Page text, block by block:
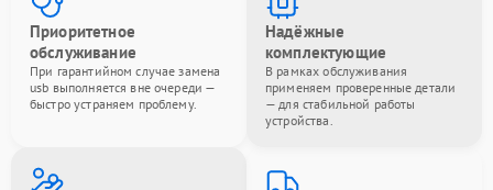
Приоритетное
обслуживание
При гарантийном случае замена
usb выполняется вне очереди —
быстро устраняем проблему.
Надёжные
комплектующие
В рамках обслуживания
применяем проверенные детали
— для стабильной работы
устройства.